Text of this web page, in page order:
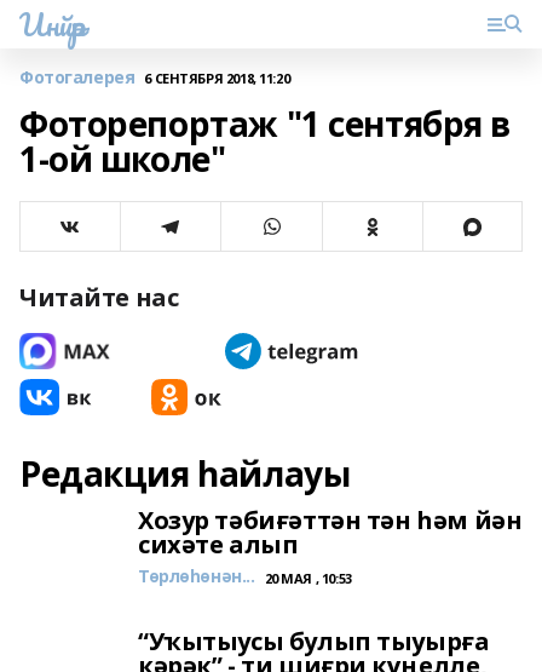
Инйәр
Фотогалерея 6 СЕНТЯБРЯ 2018, 11:20
Фоторепортаж "1 сентября в
1-ой школе"
Читайте нас
Редакция һайлауы
Хозур тәбиғәттән тән һәм йән
сихәте алып
Төрлөһөнән... 20 МАЯ , 10:53
“Уҡытыусы булып тыуырға
кәрәк” - ти шиғри күңелле,